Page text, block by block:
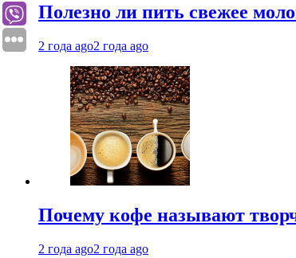
Полезно ли пить свежее
2 года ago2 года ago
Почему кофе называют
2 года ago2 года ago